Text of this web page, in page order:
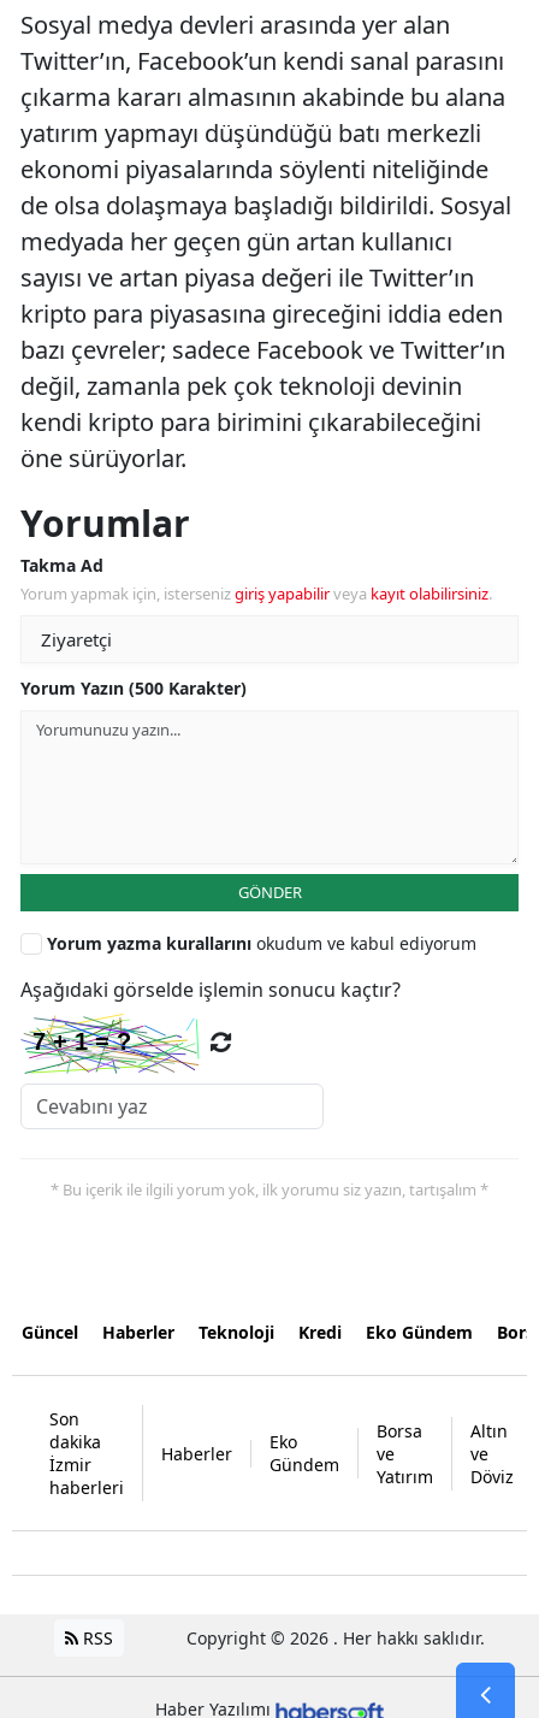
Sosyal medya devleri arasında yer alan
Twitter’ın, Facebook’un kendi sanal parasını
çıkarma kararı almasının akabinde bu alana
yatırım yapmayı düşündüğü batı merkezli
ekonomi piyasalarında söylenti niteliğinde
de olsa dolaşmaya başladığı bildirildi. Sosyal
medyada her geçen gün artan kullanıcı
sayısı ve artan piyasa değeri ile Twitter’ın
kripto para piyasasına gireceğini iddia eden
bazı çevreler; sadece Facebook ve Twitter’ın
değil, zamanla pek çok teknoloji devinin
kendi kripto para birimini çıkarabileceğini
öne sürüyorlar.
Yorumlar
Takma Ad
Yorum yapmak için, istersenizgiriş yapabilirveya kayıt olabilirsiniz.
Yorum Yazın (500 Karakter)
GÖNDER
Yorum yazma kurallarını okudum ve kabul ediyorum
Aşağıdaki görselde işlemin sonucu kaçtır?
* Bu içerik ile ilgili yorum yok, ilk yorumu siz yazın, tartışalım *
Güncel Haberler Teknoloji Kredi Eko Gündem
Son
dakika
İzmir
haberleri
Haberler
Eko
Gündem
Borsa
ve
Yatırım
Altın
ve
Döviz
RSS Copyright © 2026 . Her hakkı saklıdır.
Haber Yazılımı